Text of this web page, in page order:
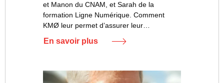
et Manon du CNAM, et Sarah de la
formation Ligne Numérique. Comment
KMØ leur permet d’assurer leur…
En savoir plus